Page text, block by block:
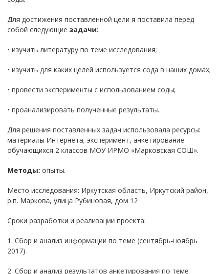
Для достижения поставленной цели я поставила перед
собой следующие задачи:
• изучить литературу по теме исследования;
• изучить для каких целей используется сода в наших домах;
• провести эксперименты с использованием соды;
• проанализировать полученные результаты.
Для решения поставленных задач использовала ресурсы:
материалы Интернета, эксперимент, анкетирование
обучающихся 2 классов МОУ ИРМО «Марковская СОШ».
Методы: опыты.
Место исследования: Иркутская область, Иркутский район,
р.п. Маркова, улица Рубиновая, дом 12
Сроки разработки и реализации проекта:
1. Сбор и анализ информации по теме (сентябрь-ноябрь
2017).
2. Сбор и анализ результатов анкетирования по теме